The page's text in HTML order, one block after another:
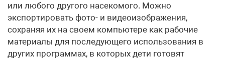
или любого другого насекомого. Можно
экспортировать фото- и видеоизображения,
сохраняя их на своем компьютере как рабочие
материалы для последующего использования в
других программах, в которых дети готовят